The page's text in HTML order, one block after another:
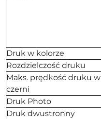
Druk w kolorze
Rozdzielczość druku
Maks. prędkość druku w
czerni
Druk Photo
Druk dwustronny